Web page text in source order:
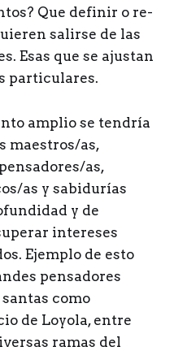
Que definir o re-
salirse de las
Esas que se ajustan
particulares.
amplio se tendría
maestros/as,
as,
as y sabidurías
y de
intereses
Ejemplo de esto
pensadores
como
de Loyola, entre
ramas del